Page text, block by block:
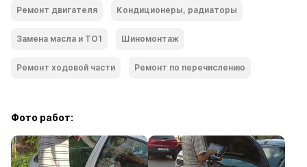
Ремонт двигателя Кондиционеры, радиаторы
Замена масла и ТО1 Шиномонтаж
Ремонт ходoвой части Ремонт по перечислению
Фото работ: